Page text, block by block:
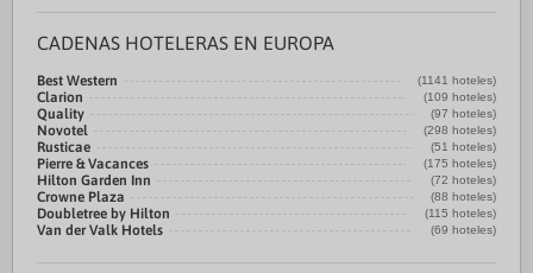
CADENAS HOTELERAS EN EUROPA
Best Western (1141 hoteles)
Clarion (109 hoteles)
Quality (97 hoteles)
Novotel (298 hoteles)
Rusticae (51 hoteles)
Pierre & Vacances (175 hoteles)
Hilton Garden Inn (72 hoteles)
Crowne Plaza (88 hoteles)
Doubletree by Hilton (115 hoteles)
Van der Valk Hotels (69 hoteles)